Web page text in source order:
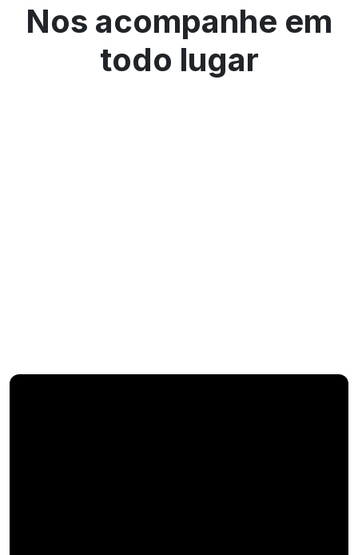
Nos acompanhe em
todo lugar